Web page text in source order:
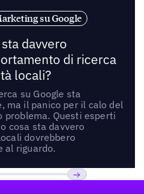
su Google
davvero
di ricerca
locali?
su Google sta
ma il panico per il calo del
problema. Questi esperti
cosa sta davvero
dovrebbero
al riguardo.